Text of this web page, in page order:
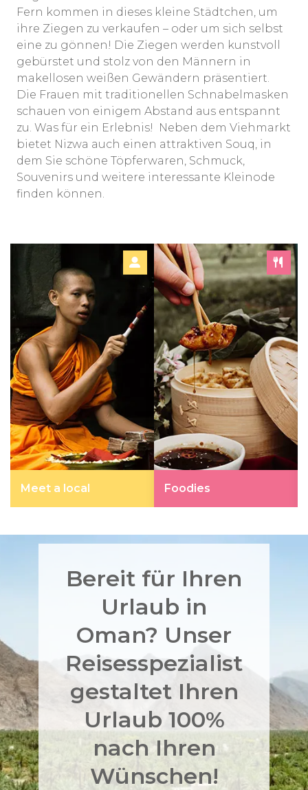
Fern kommen in dieses kleine Städtchen, um
ihre Ziegen zu verkaufen – oder um sich selbst
eine zu gönnen! Die Ziegen werden kunstvoll
gebürstet und stolz von den Männern in
makellosen weißen Gewändern präsentiert.
Die Frauen mit traditionellen Schnabelmasken
schauen von einigem Abstand aus entspannt
zu. Was für ein Erlebnis! Neben dem Viehmarkt
bietet Nizwa auch einen attraktiven Souq, in
dem Sie schöne Töpferwaren, Schmuck,
Souvenirs und weitere interessante Kleinode
finden können.
Meet a local Foodies
Bereit für Ihren
Urlaub in
Oman? Unser
Reisesspezialist
gestaltet Ihren
Urlaub 100%
nach Ihren
Wünschen!